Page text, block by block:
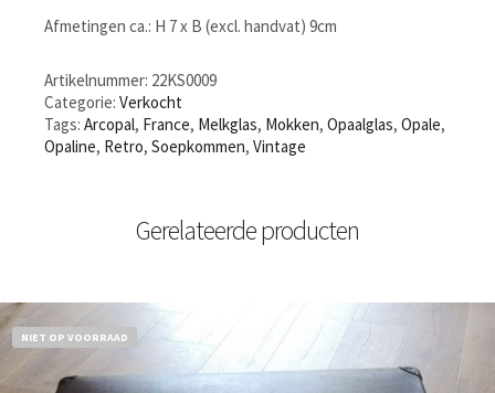
Afmetingen ca.: H 7 x B (excl. handvat) 9cm
Artikelnummer: 22KS0009
Categorie: Verkocht
Tags: Arcopal, France, Melkglas, Mokken, Opaalglas, Opale,
Opaline, Retro, Soepkommen, Vintage
Gerelateerde producten
NIET OP VOORRAAD